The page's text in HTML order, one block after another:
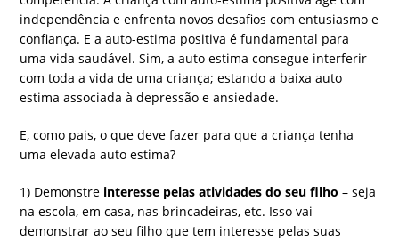
independência e enfrenta novos desafios com entusiasmo e
confiança. E a auto-estima positiva é fundamental para
uma vida saudável. Sim, a auto estima consegue interferir
com toda a vida de uma criança; estando a baixa auto
estima associada à depressão e ansiedade.
E, como pais, o que deve fazer para que a criança tenha
uma elevada auto estima?
1) Demonstre interesse pelas atividades do seu filho – seja
na escola, em casa, nas brincadeiras, etc. Isso vai
demonstrar ao seu filho que tem interesse pelas suas